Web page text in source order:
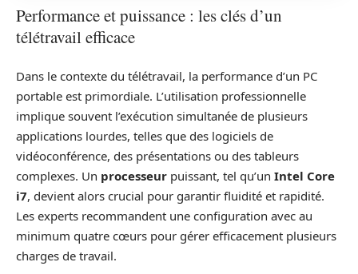
Performance et puissance : les clés d’un
télétravail efficace
Dans le contexte du télétravail, la performance d’un PC
portable est primordiale. L’utilisation professionnelle
implique souvent l’exécution simultanée de plusieurs
applications lourdes, telles que des logiciels de
vidéoconférence, des présentations ou des tableurs
complexes. Un processeur puissant, tel qu’un Intel Core
i7, devient alors crucial pour garantir fluidité et rapidité.
Les experts recommandent une configuration avec au
minimum quatre cœurs pour gérer efficacement plusieurs
charges de travail.